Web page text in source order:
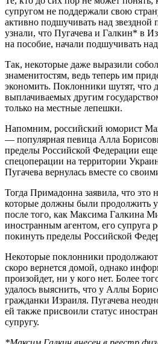
супругом не поддержали свою
активно подшучивать над звездной
узнали, что Пугачева и Галкин* в
на пособие, начали подшучивать
Так, некоторые даже выразили
знаменитостям, ведь теперь им
экономить. Поклонники шутят, что
выплачиваемых другим
только на местные лепешки.
Напомним, российский юморист
— популярная певица Алла
пределы Российской Федерации еще
спецоперации на территории
Пугачева вернулась вместе со
Тогда Примадонна заявила, что это
которые должны были продолжить
после того, как Максима Галкина
иностранным агентом, его супруга
покинуть пределы Российской
Некоторые поклонники продолжают
скоро вернется домой, однако
произойдет, ни у кого нет. Более
удалось выяснить, что у Аллы
гражданки Израиля. Пугачева
ей также присвоили статус
супругу.